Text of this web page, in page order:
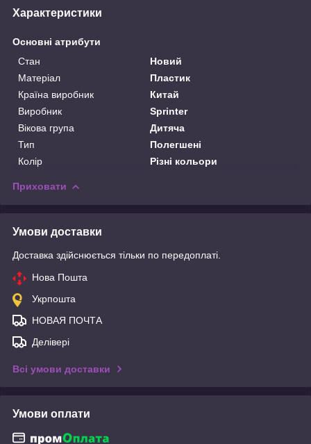
Характеристики
Основні атрибути
Стан
Новий
Матеріал
Пластик
Країна виробник
Китай
Виробник
Sprinter
Вікова група
Дитяча
Тип
Полегшені
Колір
Різні кольори
Приховати
Умови доставки
Доставка здійснюється тільки по передоплаті.
Нова Пошта
Укрпошта
НОВАЯ ПОЧТА
Делівері
Всі умови доставки
Умови оплати